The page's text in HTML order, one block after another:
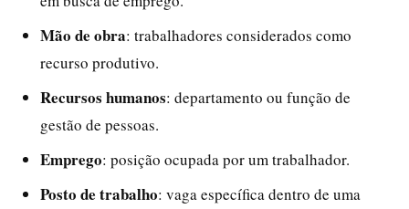
Mão de obra: trabalhadores considerados como
recurso produtivo.
Recursos humanos: departamento ou função de
gestão de pessoas.
Emprego: posição ocupada por um trabalhador.
Posto de trabalho: vaga específica dentro de uma